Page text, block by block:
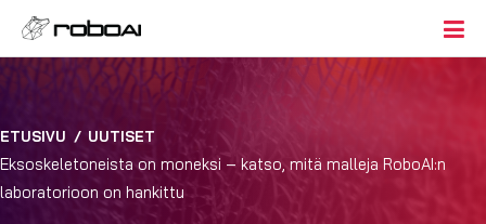
ETUSIVU / UUTISET
Eksoskeletoneista on moneksi – katso, mitä malleja RoboAI:n
laboratorioon on hankittu